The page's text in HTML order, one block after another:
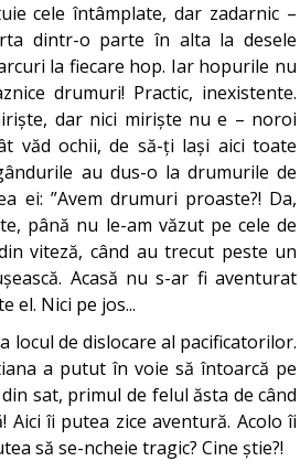
cele întâmplate, dar zadarnic –
dintr-o parte în alta la desele
la fiecare hop. Iar hopurile nu
drumuri! Practic, inexistente.
dar nici miriște nu e – noroi
văd ochii, de să-ți lași aici toate
au dus-o la drumurile de
ei: ”Avem drumuri proaste?! Da,
până nu le-am văzut pe cele de
viteză, când au trecut peste un
Acasă nu s-ar fi aventurat
el. Nici pe jos...
locul de dislocare al pacificatorilor.
a putut în voie să întoarcă pe
sat, primul de felul ăsta de când
Aici îi putea zice aventură. Acolo îi
să se-ncheie tragic? Cine știe?!